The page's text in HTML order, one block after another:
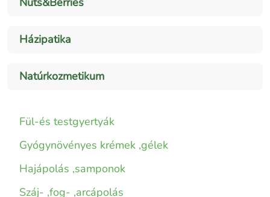
Házipatika
Natúrkozmetikum
Fül-és testgyertyák
Gyógynövényes krémek ,gélek
Hajápolás ,samponok
Száj- ,fog- ,arcápolás